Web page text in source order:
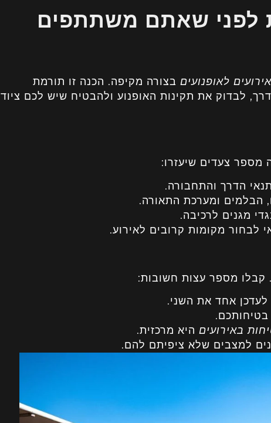
לפני שאתם משתתפים
לאופנועים בצורה מקיפה. הכנה זו תורמת
לבדוק את תקינות האופנוע ולהבטיח שיש לכם ציוד
מספר צעדים שיעזרו:
הדרך והתחבורה.
הבלמים ומערכת התאורה.
מגנים לרכיבה.
מקומות קרובים לאירוע.
קבלו מספר עצות חשובות:
אחד את השני.
באירועים היא מרכזית.
למצבים שלא ציפיתם להם.